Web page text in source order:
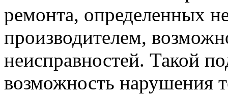
ремонта, определенных
производителем,
неисправностей. Такой
возможность нарушения